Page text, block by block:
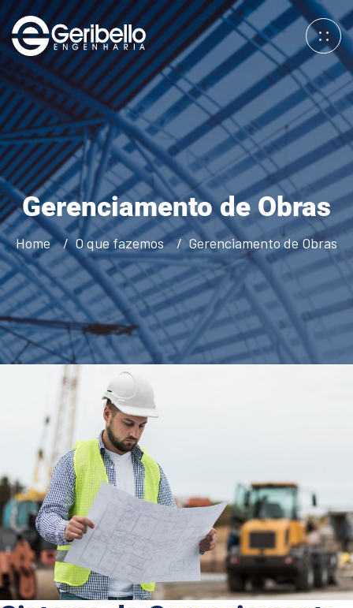
Gerenciamento de Obras
Home O que fazemos Gerenciamento de Obras